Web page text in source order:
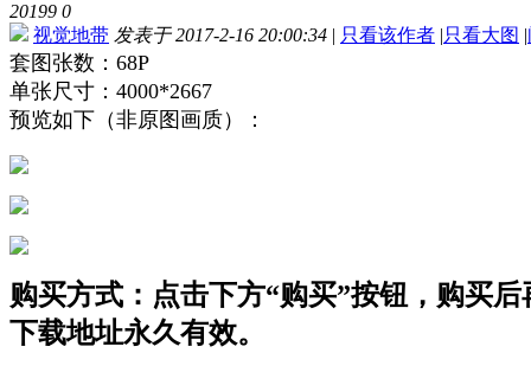
20199 0
视觉地带 发表于 2017-2-16 20:00:34 | 只看该作者 |只看大图 |
套图张数：68P
单张尺寸：4000*2667
预览如下（非原图画质）：
购买方式：点击下方“购买”按钮，购买
下载地址永久有效。